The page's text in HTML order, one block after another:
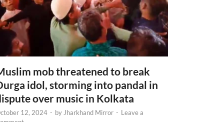
mob threatened to break
idol, storming into pandal in
over music in Kolkata
12, 2024 - by Jharkhand Mirror - Leave a